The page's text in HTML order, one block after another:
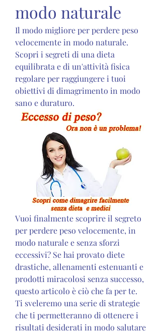
modo naturale
Il modo migliore per perdere peso
velocemente in modo naturale.
Scopri i segreti di una dieta
equilibrata e di un'attività fisica
regolare per raggiungere i tuoi
obiettivi di dimagrimento in modo
sano e duraturo.
Vuoi finalmente scoprire il segreto
per perdere peso velocemente, in
modo naturale e senza sforzi
eccessivi? Se hai provato diete
drastiche, allenamenti estenuanti e
prodotti miracolosi senza successo,
questo articolo è ciò che fa per te.
Ti sveleremo una serie di strategie
che ti permetteranno di ottenere i
risultati desiderati in modo salutare